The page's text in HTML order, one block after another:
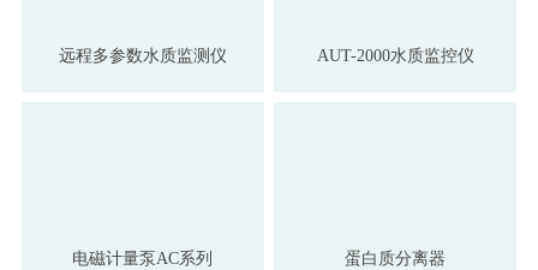
远程多参数水质监测仪 AUT-2000水质监控仪
电磁计量泵AC系列 蛋白质分离器